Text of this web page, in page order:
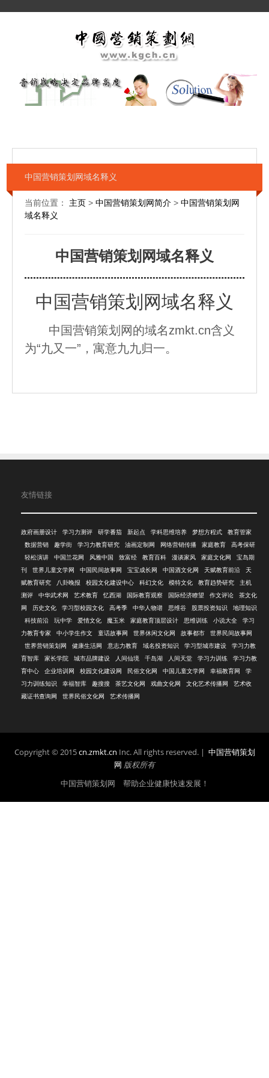
中国营销策划网域名释义
当前位置： 主页 > 中国营销策划网简介 > 中国营销策划网
域名释义
中国营销策划网域名释义
中国营销策划网域名释义
中国营销策划网的域名zmkt.cn含义
为“九又一”，寓意九九归一。
友情链接
政府画册设计 学习力测评 研学番茄 新起点 学科思维培养 梦想方程式
教育管家
数据营销
趣学街 学习力教育研究 油画定制网 网络营销传播 家庭教育
高考保研
轻松演讲
中国兰花网 风雅中国 致富经 教育百科 漫谈家风 家庭文化网
宝岛期
刊
世界儿童文学网 中国民间故事网 宝宝成长网 中国酒文化网 天赋教育前沿
天
赋教育研究
八卦晚报 校园文化建设中心 科幻文化 模特文化 教育趋势研究
主机
测评
中华武术网 艺术教育 忆西湖 国际教育观察 国际经济瞭望 作文评论
茶文化
网
历史文化 学习型校园文化 高考季 中华人物谱 思维谷 股票投资知识
地理知识
科技前沿
玩中学 爱情文化 魔玉米 家庭教育顶层设计 思维训练 小说大全
学习
力教育专家
中小学生作文 童话故事网 世界休闲文化网 故事都市
世界民间故事网
世界营销策划网
健康生活网 意志力教育 域名投资知识 学习型城市建设
学习力教
育智库
家长学院 城市品牌建设 人间仙境 千岛湖 人间天堂 学习力训练
学习力教
育中心
企业培训网 校园文化建设网 民俗文化网 中国儿童文学网 幸福教育网
学
习力训练知识
幸福智库 趣搜搜 茶艺文化网 戏曲文化网 文化艺术传播网
艺术收
藏证书查询网
世界民俗文化网 艺术传播网
Copyright © 2015cn.zmkt.cn Inc. All rights reserved. | 中国营销策划
网 版权所有
中国营销策划网 帮助企业健康快速发展！